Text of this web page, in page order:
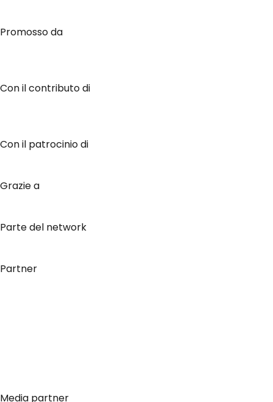
Promosso da
Con il contributo di
Con il patrocinio di
Grazie a
Parte del network
Partner
Media partner